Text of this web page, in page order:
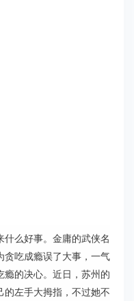
么好事。金庸的武侠名
贪吃成瘾误了大事，一气
瘾的决心。近日，苏州的
的左手大拇指，不过她不